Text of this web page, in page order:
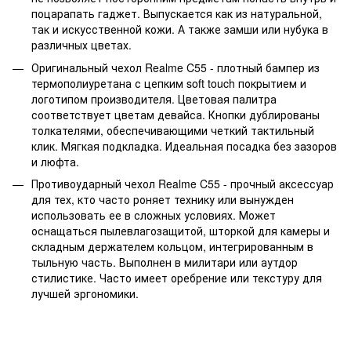
поцарапать гаджет. Выпускается как из натуральной,
так и искусственной кожи. А также замши или нубука в
различных цветах.
Оригинальный чехол Realme C55 - плотный бампер из
термополиуретана с цепким soft touch покрытием и
логотипом производителя. Цветовая палитра
соответствует цветам девайса. Кнопки дублированы
толкателями, обеспечивающими четкий тактильный
клик. Мягкая подкладка. Идеальная посадка без зазоров
и люфта.
Противоударный чехол Realme C55 - прочный аксессуар
для тех, кто часто роняет технику или вынужден
использовать ее в сложных условиях. Может
оснащаться пылевлагозащитой, шторкой для камеры и
складным держателем кольцом, интегрированным в
тыльную часть. Выполнен в милитари или аутдор
стилистике. Часто имеет оребрение или текстуру для
лучшей эргономики.